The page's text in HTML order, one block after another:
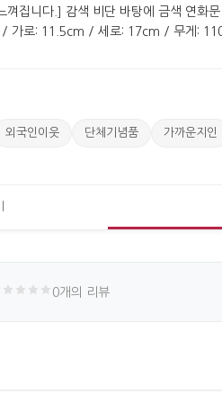
외국인이웃 단체기념품 가까운지인
0개의 리뷰